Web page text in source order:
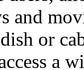
and
or
a